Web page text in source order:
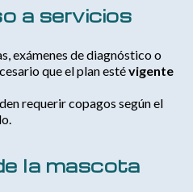
a servicios
exámenes de diagnóstico o
que el plan estévigente
requerir copagos según el
la mascota